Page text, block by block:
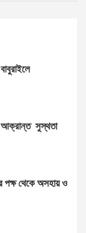
আক্রান্ত সুস্থতা
পক্ষ থেকে অসহায় ও